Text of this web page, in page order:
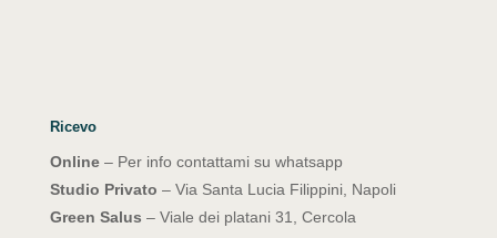
Ricevo
Online– Per info contattami su whatsapp
Studio Privato – Via Santa Lucia Filippini, Napoli
Green Salus – Viale dei platani 31, Cercola